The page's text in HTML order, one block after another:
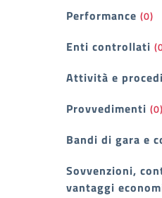
Performance (0)
Enti controllati
Attività e
Provvedimenti (0)
Bandi di gara e
Sovvenzioni,
vantaggi